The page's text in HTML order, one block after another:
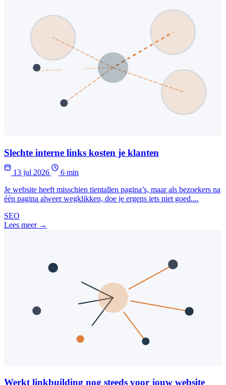
Slechte interne links kosten je klanten
13 jul 2026
6 min
Je website heeft misschien tientallen pagina’s, maar als bezoekers na
één pagina alweer wegklikken, doe je ergens iets niet goed....
SEO
Lees meer →
Werkt linkbuilding nog steeds voor jouw website